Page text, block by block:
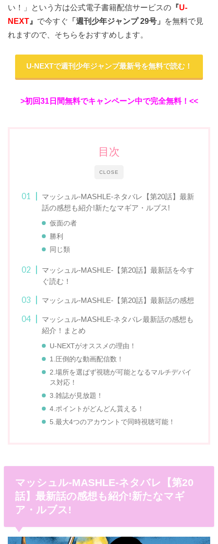
い！」という方は公式電子書籍配信サービスの 『U-
NEXT 』 で今すぐ 「週刊少年ジャンプ 29号」 を無料で見
れますので、そちらをおすすめします。
U-NEXTで週刊少年ジャンプ最新号を無料で読む！
>初回31日間無料でキャンペーン中で完全無料！<<
CLOSE
目次
マッシュル-MASHLE-ネタバレ【第20話】最新
話の感想も紹介!新たなマギア・ルブス!
仮面の者
勝利
同じ類
マッシュル-MASHLE-【第20話】最新話を今す
ぐ読む！
マッシュル-MASHLE-【第20話】最新話の感想
マッシュル-MASHLE-ネタバレ最新話の感想も
紹介！まとめ
U-NEXTがオススメの理由！
1.圧倒的な動画配信数！
2.場所を選ばず視聴が可能となるマルチデバイ
ス対応！
3.雑誌が見放題！
4.ポイントがどんどん貰える！
5.最大4つのアカウントで同時視聴可能！
マッシュル-MASHLE-ネタバレ【第20
話】最新話の感想も紹介!新たなマギ
ア・ルブス!